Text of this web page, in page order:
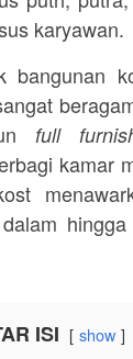
karyawan.
bangunan
full
kamar
ISI show